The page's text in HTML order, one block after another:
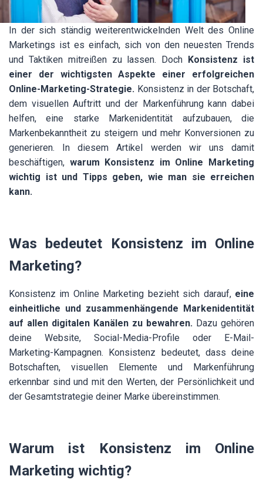
In der sich ständig weiterentwickelnden Welt des Online
Marketings ist es einfach, sich von den neuesten Trends
und Taktiken mitreißen zu lassen. Doch Konsistenz ist
einer der wichtigsten Aspekte einer erfolgreichen
Online-Marketing-Strategie. Konsistenz in der Botschaft,
dem visuellen Auftritt und der Markenführung kann dabei
helfen, eine starke Markenidentität aufzubauen, die
Markenbekanntheit zu steigern und mehr Konversionen zu
generieren. In diesem Artikel werden wir uns damit
beschäftigen, warum Konsistenz im Online Marketing
wichtig ist und Tipps geben, wie man sie erreichen
kann.
Was bedeutet Konsistenz im Online
Marketing?
Konsistenz im Online Marketing bezieht sich darauf, eine
einheitliche und zusammenhängende Markenidentität
auf allen digitalen Kanälen zu bewahren. Dazu gehören
deine Website, Social-Media-Profile oder E-Mail-
Marketing-Kampagnen. Konsistenz bedeutet, dass deine
Botschaften, visuellen Elemente und Markenführung
erkennbar sind und mit den Werten, der Persönlichkeit und
der Gesamtstrategie deiner Marke übereinstimmen.
Warum ist Konsistenz im Online
Marketing wichtig?